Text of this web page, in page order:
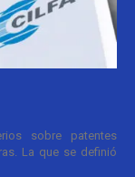
sobre patentes
La que se definió